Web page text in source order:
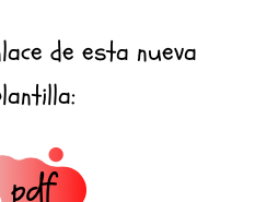
de esta nueva